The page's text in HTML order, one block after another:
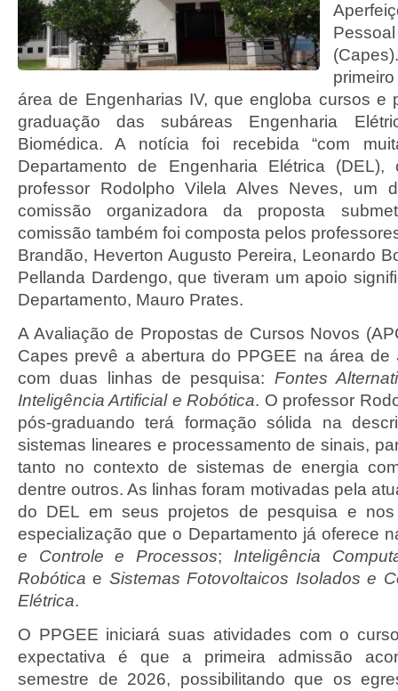
área de Engenharias IV, que engloba cursos e
graduação das subáreas Engenharia
Biomédica. A notícia foi recebida “com
Departamento de Engenharia Elétrica
professor Rodolpho Vilela Alves Neves, um
comissão organizadora da proposta
comissão também foi composta pelos
Brandão, Heverton Augusto Pereira, Leonardo
Pellanda Dardengo, que tiveram um apoio
Departamento, Mauro Prates.
A Avaliação de Propostas de Cursos Novos
Capes prevê a abertura do PPGEE na área de
com duas linhas de pesquisa: Fontes
Inteligência Artificial e Robótica. O professor
pós-graduando terá formação sólida na
sistemas lineares e processamento de sinais,
tanto no contexto de sistemas de energia
dentre outros. As linhas foram motivadas pela
do DEL em seus projetos de pesquisa e
especialização que o Departamento já oferece
e Controle e Processos; Inteligência
Robóticae Sistemas Fotovoltaicos Isolados e
Elétrica.
O PPGEE iniciará suas atividades com o
expectativa é que a primeira admissão
semestre de 2026, possibilitando que os